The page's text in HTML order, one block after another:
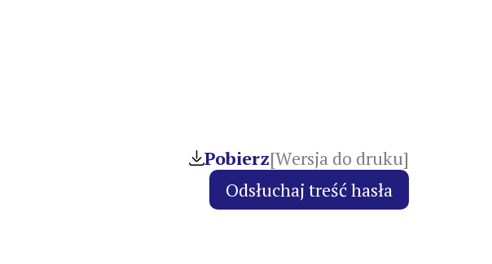
Pobierz[Wersja do druku]